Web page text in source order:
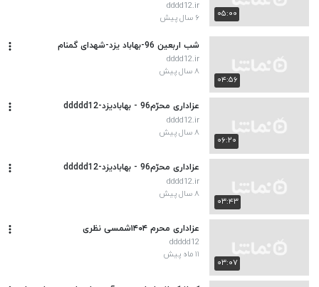
۰۵:۰۰
dddd12.ir
۶ سال پیش
۰۴:۵۶
شب اربعین 96-بهاباد یزد-شهدای گمنام
dddd12.ir
۸ سال پیش
۰۶:۲۰
عزاداری محرّم96 - بهابادیزد-ddddd12
dddd12.ir
۸ سال پیش
۰۳:۴۳
عزاداری محرّم96 - بهابادیزد-ddddd12
dddd12.ir
۸ سال پیش
۰۳:۰۷
عزاداری محرم ۱۴۰۴شمسی نظری
ddddd12
۱۱ ماه پیش